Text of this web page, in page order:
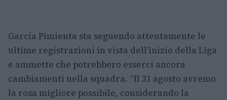
García Pimienta sta seguendo attentamente le
ultime registrazioni in vista dell’inizio della Liga
e ammette che potrebbero esserci ancora
cambiamenti nella squadra. “Il 31 agosto avremo
la rosa migliore possibile, considerando la